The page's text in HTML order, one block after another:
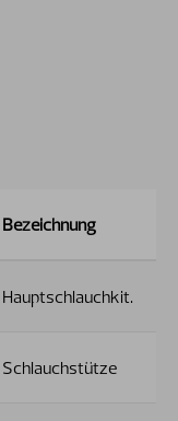
Bezeichnung
Hauptschlauchkit.
Schlauchstütze